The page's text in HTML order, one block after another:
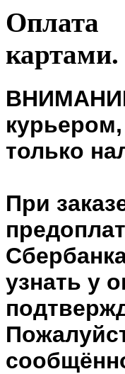
картами.
только
При
узнать у